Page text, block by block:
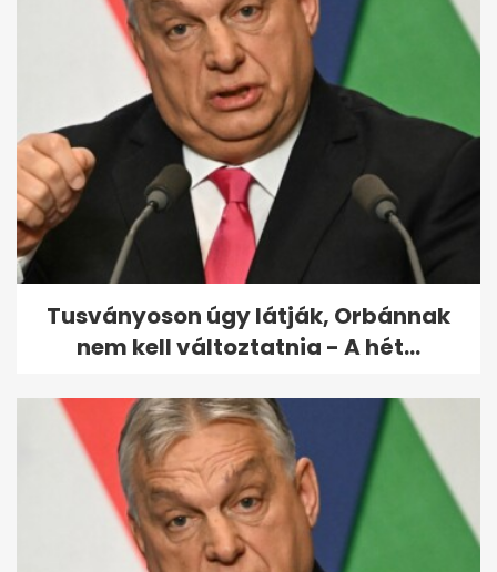
Varga Judit reagált: Orbán
bántalmazással
kapcsolatban emlegette...
Tusványoson úgy látják, Orbánnak
nem kell változtatnia - A hét...